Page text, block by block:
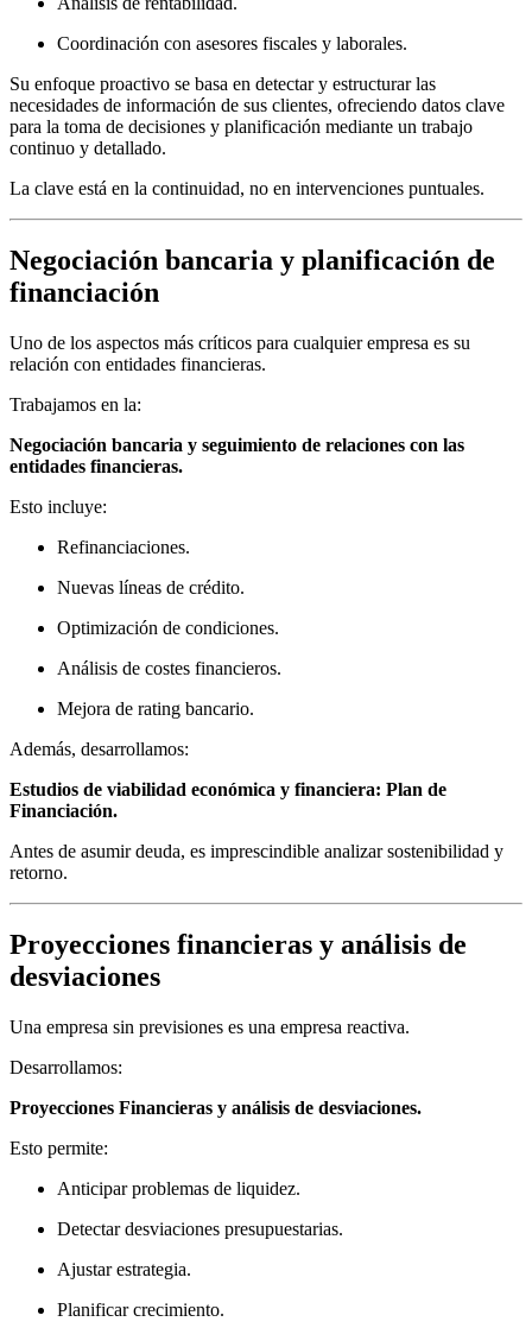
Coordinación con asesores fiscales y laborales.
Su enfoque proactivo se basa en detectar y estructurar las
necesidades de información de sus clientes, ofreciendo datos clave
para la toma de decisiones y planificación mediante un trabajo
continuo y detallado.
La clave está en la continuidad, no en intervenciones puntuales.
Negociación bancaria y planificación de
financiación
Uno de los aspectos más críticos para cualquier empresa es su
relación con entidades financieras.
Trabajamos en la:
Negociación bancaria y seguimiento de relaciones con las
entidades financieras.
Esto incluye:
Refinanciaciones.
Nuevas líneas de crédito.
Optimización de condiciones.
Análisis de costes financieros.
Mejora de rating bancario.
Además, desarrollamos:
Estudios de viabilidad económica y financiera: Plan de
Financiación.
Antes de asumir deuda, es imprescindible analizar sostenibilidad y
retorno.
Proyecciones financieras y análisis de
desviaciones
Una empresa sin previsiones es una empresa reactiva.
Desarrollamos:
Proyecciones Financieras y análisis de desviaciones.
Esto permite:
Anticipar problemas de liquidez.
Detectar desviaciones presupuestarias.
Ajustar estrategia.
Planificar crecimiento.